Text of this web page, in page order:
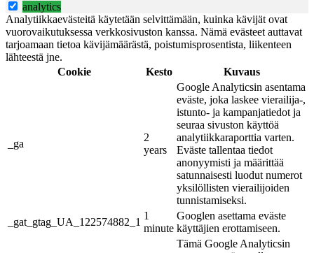
analytics
Analytiikkaevästeitä käytetään selvittämään, kuinka kävijät ovat
vuorovaikutuksessa verkkosivuston kanssa. Nämä evästeet auttavat
tarjoamaan tietoa kävijämäärästä, poistumisprosentista, liikenteen
lähteestä jne.
Cookie
Kesto Kuvaus
_ga
2
years
Google Analyticsin asentama
eväste, joka laskee vierailija-,
istunto- ja kampanjatiedot ja
seuraa sivuston käyttöä
analytiikkaraporttia varten.
Eväste tallentaa tiedot
anonyymisti ja määrittää
satunnaisesti luodut numerot
yksilöllisten vierailijoiden
tunnistamiseksi.
_gat_gtag_UA_122574882_1
1
minute
Googlen asettama eväste
käyttäjien erottamiseen.
Tämä Google Analyticsin